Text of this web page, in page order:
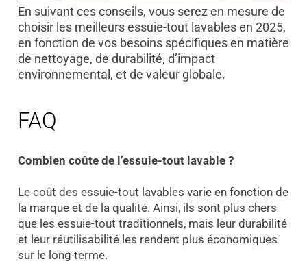
En suivant ces conseils, vous serez en mesure de
choisir les meilleurs essuie-tout lavables en 2025,
en fonction de vos besoins spécifiques en matière
de nettoyage, de durabilité, d’impact
environnemental, et de valeur globale.
FAQ
Combien coûte de l’essuie-tout lavable ?
Le coût des essuie-tout lavables varie en fonction de
la marque et de la qualité. Ainsi, ils sont plus chers
que les essuie-tout traditionnels, mais leur durabilité
et leur réutilisabilité les rendent plus économiques
sur le long terme.